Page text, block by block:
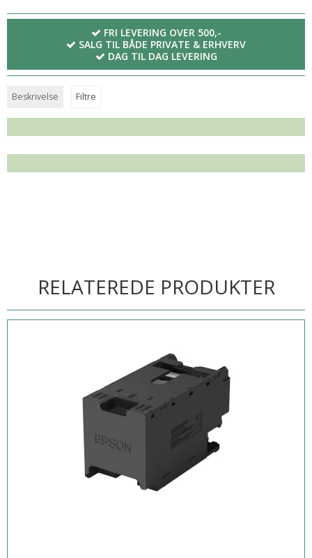
FRI LEVERING OVER 500,-
SALG TIL BÅDE PRIVATE & ERHVERV
DAG TIL DAG LEVERING
Beskrivelse Filtre
RELATEREDE PRODUKTER